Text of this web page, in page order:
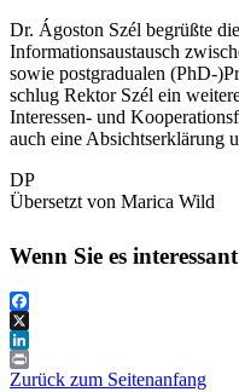
Dr. Ágoston Szél begrüßte
Informationsaustausch
sowie postgradualen (PhD-
schlug Rektor Szél ein
Interessen- und
auch eine Absichtserklärung
DP
Übersetzt von Marica Wild
Wenn Sie es
Facebook
X
LinkedIn
Print
Zurück zum Seitenanfang